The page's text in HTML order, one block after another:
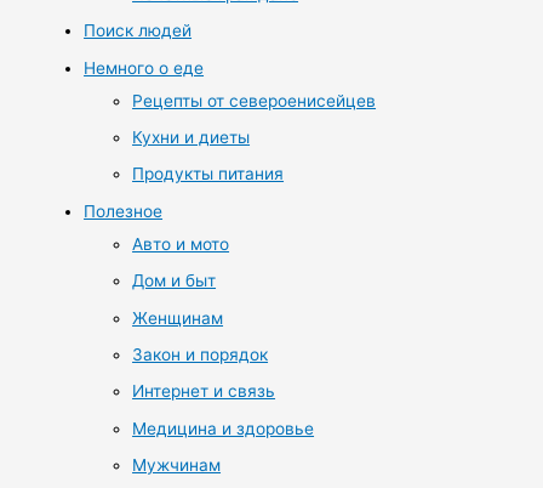
Поиск людей
Немного о еде
Рецепты от североенисейцев
Кухни и диеты
Продукты питания
Полезное
Авто и мото
Дом и быт
Женщинам
Закон и порядок
Интернет и связь
Медицина и здоровье
Мужчинам